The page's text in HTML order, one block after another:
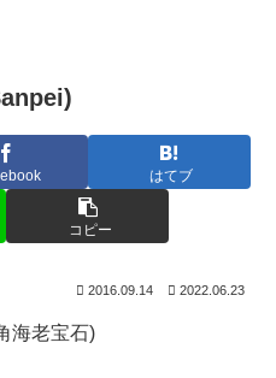
はてブ
コピー
2016.09.14 2022.06.23
海老宝石)